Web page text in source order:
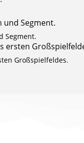
Segment.
Großspielfeldes.